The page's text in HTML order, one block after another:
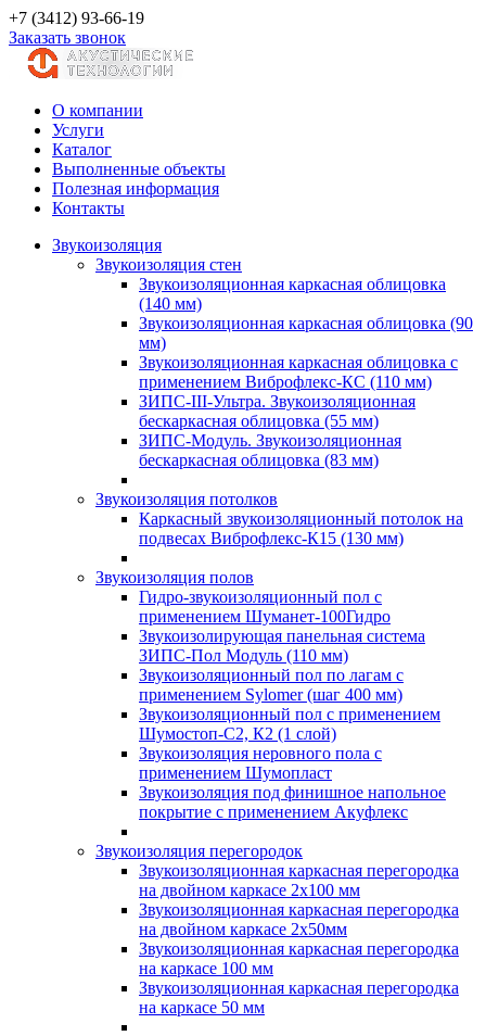
+7 (3412) 93-66-19
Заказать звонок
О компании
Услуги
Каталог
Выполненные объекты
Полезная информация
Контакты
Звукоизоляция
Звукоизоляция стен
Звукоизоляционная каркасная облицовка
(140 мм)
Звукоизоляционная каркасная облицовка (90
мм)
Звукоизоляционная каркасная облицовка с
применением Виброфлекс-КС (110 мм)
ЗИПС-III-Ультра. Звукоизоляционная
бескаркасная облицовка (55 мм)
ЗИПС-Модуль. Звукоизоляционная
бескаркасная облицовка (83 мм)
Звукоизоляция потолков
Каркасный звукоизоляционный потолок на
подвесах Виброфлекс-К15 (130 мм)
Звукоизоляция полов
Гидро-звукоизоляционный пол с
применением Шуманет-100Гидро
Звукоизолирующая панельная система
ЗИПС-Пол Модуль (110 мм)
Звукоизоляционный пол по лагам с
применением Sylomer (шаг 400 мм)
Звукоизоляционный пол с применением
Шумостоп-С2, К2 (1 слой)
Звукоизоляция неровного пола с
применением Шумопласт
Звукоизоляция под финишное напольное
покрытие с применением Акуфлекс
Звукоизоляция перегородок
Звукоизоляционная каркасная перегородка
на двойном каркасе 2х100 мм
Звукоизоляционная каркасная перегородка
на двойном каркасе 2х50мм
Звукоизоляционная каркасная перегородка
на каркасе 100 мм
Звукоизоляционная каркасная перегородка
на каркасе 50 мм